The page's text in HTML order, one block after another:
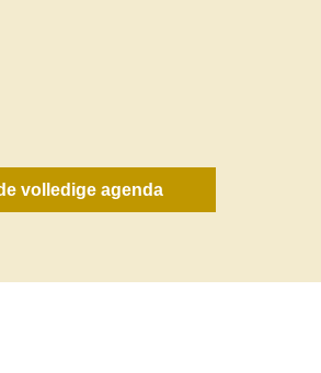
volledige agenda